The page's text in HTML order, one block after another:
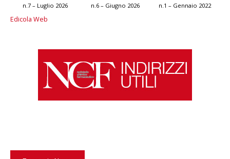
n.7 – Luglio 2026 n.6 – Giugno 2026 n.1 – Gennaio 2022
Edicola Web